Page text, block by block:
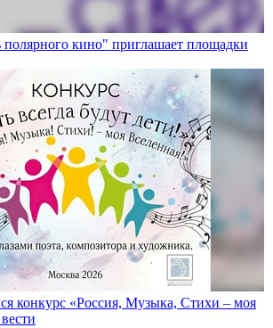
полярного кино" приглашает площадки
конкурс «Россия, Музыка, Стихи – моя